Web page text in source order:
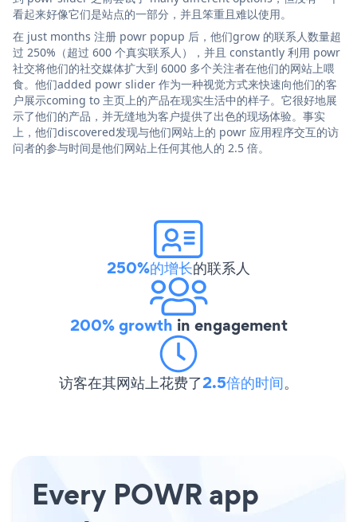
看起来好像它们是站点的一部分，并且笨重且难以使用。
在 just months 注册 powr popup 后，他们grow 的联系人数量超
过 250%（超过 600 个真实联系人），并且 constantly 利用 powr
社交将他们的社交媒体扩大到 6000 多个关注者在他们的网站上喂
食。他们added powr slider 作为一种视觉方式来快速向他们的客
户展示coming to 主页上的产品在现实生活中的样子。它很好地展
示了他们的产品，并无缝地为客户提供了出色的现场体验。事实
上，他们discovered发现与他们网站上的 powr 应用程序交互的访
问者的参与时间是他们网站上任何其他人的 2.5 倍。
250%的增长的联系人
200% growth in engagement
访客在其网站上花费了2.5倍的时间。
Every POWR app